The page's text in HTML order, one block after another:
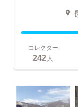
コレクター
242人